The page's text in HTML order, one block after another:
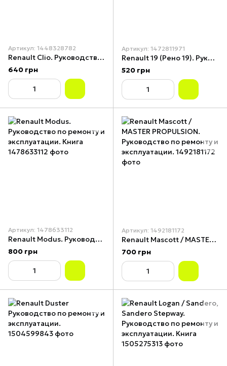
Артикул: 1448328782
Renault Clio. Руководство по ремонту и эксплуатации.
640 грн
Артикул: 1472811971
Renault 19 (Рено 19). Руководство по ремонту и эксплуатации.
520 грн
Артикул: 1478633112
Renault Modus. Руководство по ремонту и эксплуатации. Книга
800 грн
Артикул: 1492181172
Renault Mascott / MASTER PROPULSION. Руководство по ремонту и эксплуатации.
700 грн